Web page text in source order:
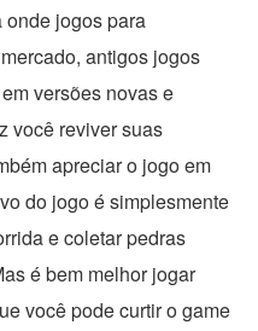
onde jogos para
antigos jogos
versões novas e
você reviver suas
apreciar o jogo em
do jogo é simplesmente
e coletar pedras
é bem melhor jogar
você pode curtir o game